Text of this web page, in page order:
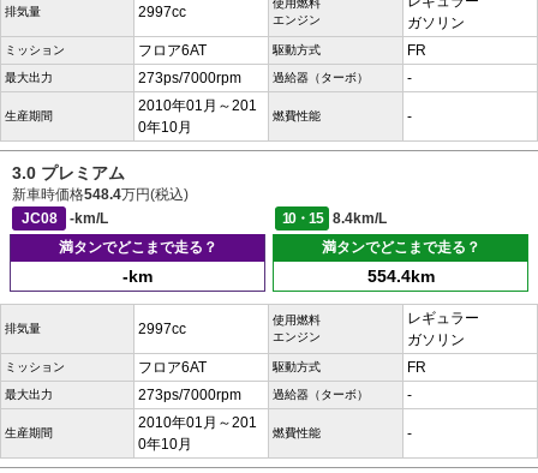
排気量 2997cc
使用燃料
エンジン
ガソリン
ミッション フロア6AT 駆動方式 FR
最大出力 273ps/7000rpm 過給器（ターボ） -
生産期間
2010年01月～201
0年10月
燃費性能 -
3.0 プレミアム
新車時価格548.4万円(税込)
JC08
-km/L 10・15
8.4km/L
満タンでどこまで走る？
-km
満タンでどこまで走る？
554.4km
排気量 2997cc
使用燃料
エンジン
レギュラー
ガソリン
ミッション フロア6AT 駆動方式 FR
最大出力 273ps/7000rpm 過給器（ターボ） -
生産期間
2010年01月～201
0年10月
燃費性能 -